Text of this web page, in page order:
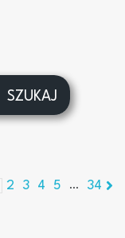
SZUKAJ
2 3 4 5 ... 34